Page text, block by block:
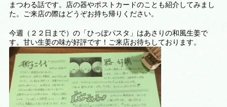
まつわる話です。店の器やポストカードのことも紹介してみまし
た。ご来店の際はどうぞお持ち帰りください。
今週（２２日まで）の「ひっぽパスタ」はあさりの和風生姜で
す。甘い生姜の味が好評です！ご来店お待ちしております。